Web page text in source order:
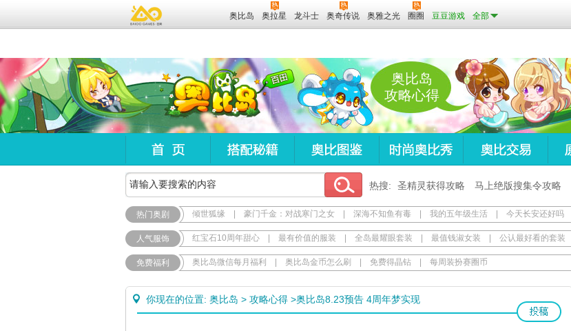
奥比岛 奥拉星 龙斗士 奥奇传说 奥雅之光 圈圈 豆豆游戏 全部
奥比岛
攻略心得
热搜: 圣精灵获得攻略 马上绝版搜集令攻略
热门奥剧 倾世狐缘 豪门千金：对战寒门之女 深海不知鱼有毒 我的五年级生活 今天长安还好吗
人气服饰 红宝石10周年甜心 最有价值的服装 全岛最耀眼套装 最值钱淑女装 公认最好看的套装
免费福利 奥比岛微信每月福利 奥比岛金币怎么刷 免费得晶钻 每周装扮赛圈币
你现在的位置: 奥比岛 > 攻略心得 >奥比岛8.23预告 4周年梦实现